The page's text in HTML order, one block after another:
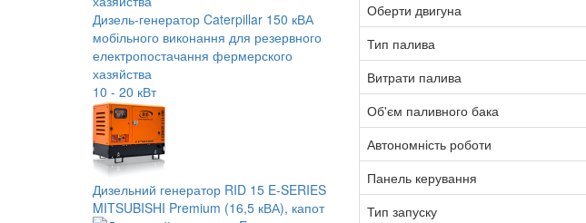
Дизель-генератор Caterpillar 150 кВА
мобільного виконання для резервного
електропостачання фермерского
хазяйства
10 - 20 кВт
Дизельний генератор RID 15 E-SERIES
MITSUBISHI Premium (16,5 кВА), капот
Оберти двигуна
Тип палива
Витрати палива
Об'єм паливного бака
Автономність роботи
Панель керування
Тип запуску